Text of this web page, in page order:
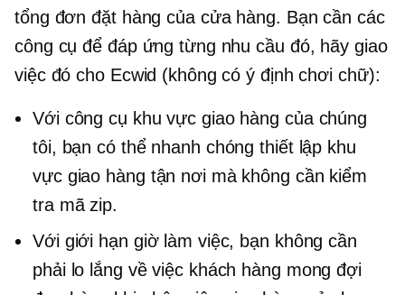
tổng đơn đặt hàng của cửa hàng. Bạn cần các
công cụ để đáp ứng từng nhu cầu đó, hãy giao
việc đó cho Ecwid (không có ý định chơi chữ):
Với công cụ khu vực giao hàng của chúng
tôi, bạn có thể nhanh chóng thiết lập khu
vực giao hàng tận nơi mà không cần kiểm
tra mã zip.
Với giới hạn giờ làm việc, bạn không cần
phải lo lắng về việc khách hàng mong đợi